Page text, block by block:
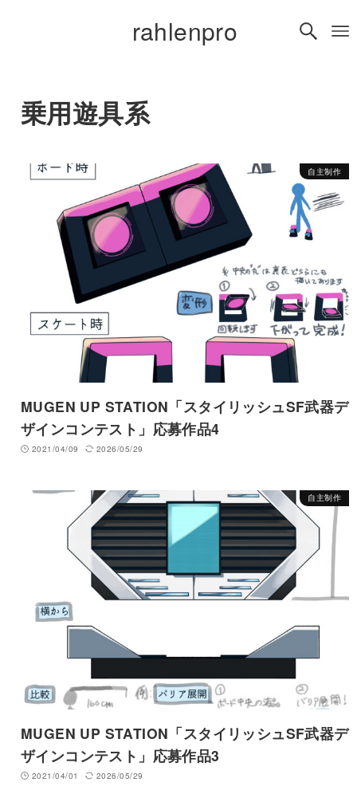
rahlenpro
乗用遊具系
MUGEN UP STATION「スタイリッシュSF武器デ
ザインコンテスト」応募作品4
2021/04/09 2026/05/29
自主制作
MUGEN UP STATION「スタイリッシュSF武器デ
ザインコンテスト」応募作品3
2021/04/01 2026/05/29
自主制作